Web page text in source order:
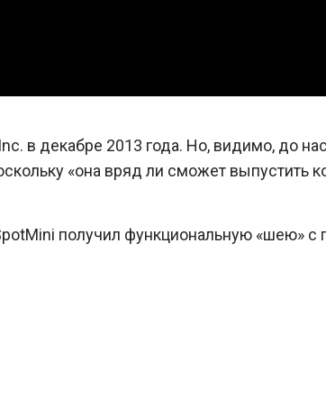
в декабре 2013 года. Но, видимо, до
«она вряд ли сможет выпустить
получил функциональную «шею»